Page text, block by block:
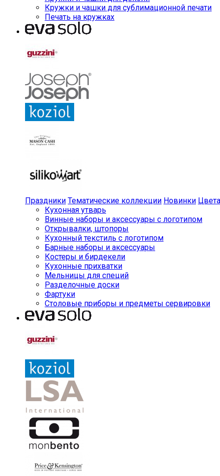
Кружки и чашки для сублимационной печати
Печать на кружках
Праздники Тематические коллекции Новинки Цвета
Кухонная утварь
Винные наборы и аксессуары с логотипом
Открывалки, штопоры
Кухонный текстиль с логотипом
Барные наборы и аксессуары
Костеры и бирдекели
Кухонные прихватки
Мельницы для специй
Разделочные доски
Фартуки
Столовые приборы и предметы сервировки